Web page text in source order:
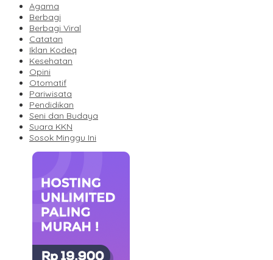
Agama
Berbagi
Berbagi Viral
Catatan
Iklan Kodeq
Kesehatan
Opini
Otomatif
Pariwisata
Pendidikan
Seni dan Budaya
Suara KKN
Sosok Minggu Ini